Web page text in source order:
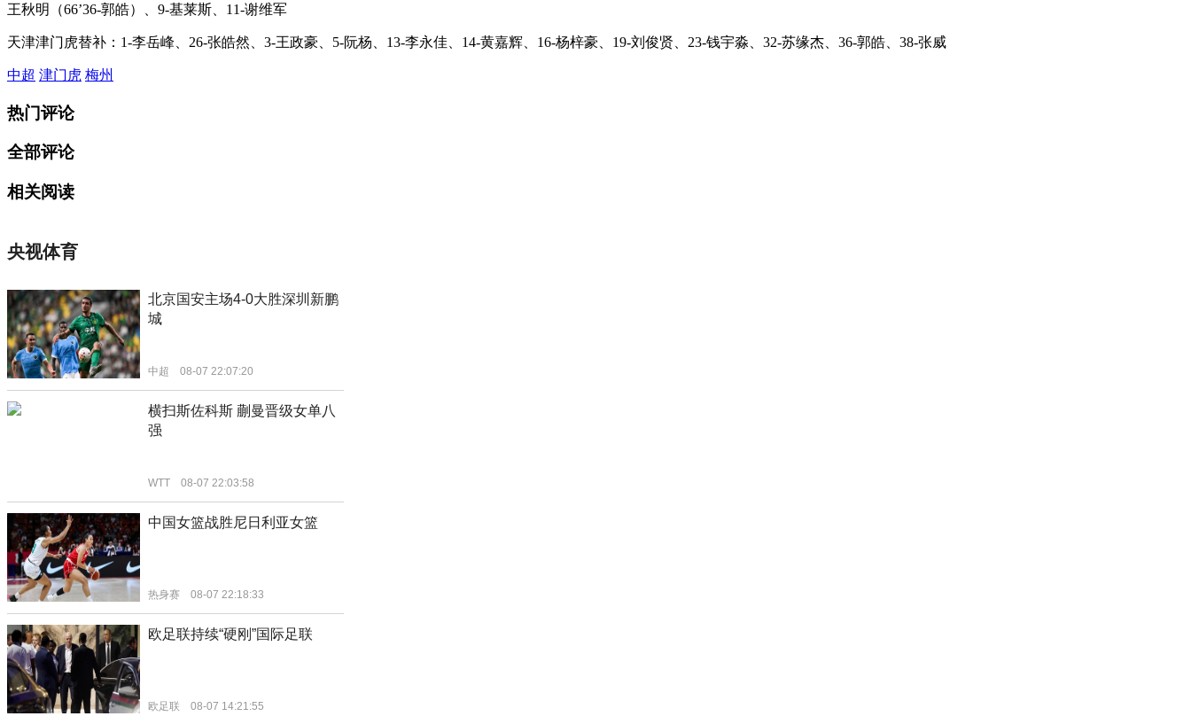
王秋明（66’36-郭皓）、9-基莱斯、11-谢维军
天津津门虎替补：1-李岳峰、26-张皓然、3-王政豪、5-阮杨、13-李永佳、14-黄嘉辉、16-杨梓豪、19-刘俊贤、23-钱宇淼、32-苏缘杰、36-郭皓、38-张威
中超 津门虎 梅州
热门评论
全部评论
相关阅读